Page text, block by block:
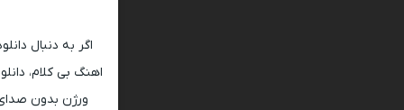
اگر به دنبال
اهنگ بی کلام،
ورژن بدون